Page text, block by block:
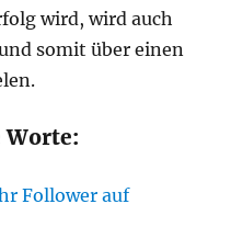
wird, wird auch
somit über einen
Worte:
Follower auf